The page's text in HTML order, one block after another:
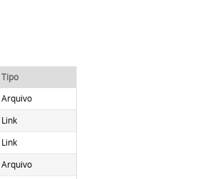
Tipo
Arquivo
Link
Link
Arquivo